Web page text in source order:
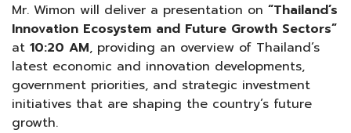
Mr. Wimon will deliver a presentation on “Thailand’s
Innovation Ecosystem and Future Growth Sectors”
at 10:20 AM, providing an overview of Thailand’s
latest economic and innovation developments,
government priorities, and strategic investment
initiatives that are shaping the country’s future
growth.